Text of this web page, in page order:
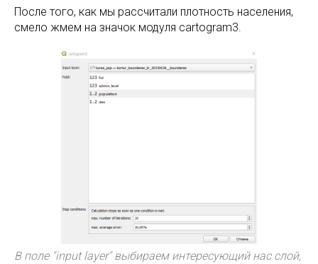
После того, как мы рассчитали плотность населения,
смело жмем на значок модуля cartogram3.
В поле "input layer" выбираем интересующий нас слой,